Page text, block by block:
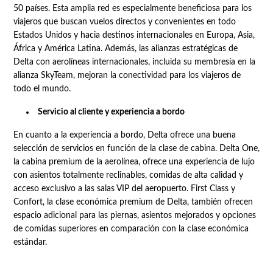
50 países. Esta amplia red es especialmente beneficiosa para los
viajeros que buscan vuelos directos y convenientes en todo
Estados Unidos y hacia destinos internacionales en Europa, Asia,
África y América Latina. Además, las alianzas estratégicas de
Delta con aerolíneas internacionales, incluida su membresía en la
alianza SkyTeam, mejoran la conectividad para los viajeros de
todo el mundo.
Servicio al cliente y experiencia a bordo
En cuanto a la experiencia a bordo, Delta ofrece una buena
selección de servicios en función de la clase de cabina. Delta One,
la cabina premium de la aerolínea, ofrece una experiencia de lujo
con asientos totalmente reclinables, comidas de alta calidad y
acceso exclusivo a las salas VIP del aeropuerto. First Class y
Confort, la clase económica premium de Delta, también ofrecen
espacio adicional para las piernas, asientos mejorados y opciones
de comidas superiores en comparación con la clase económica
estándar.